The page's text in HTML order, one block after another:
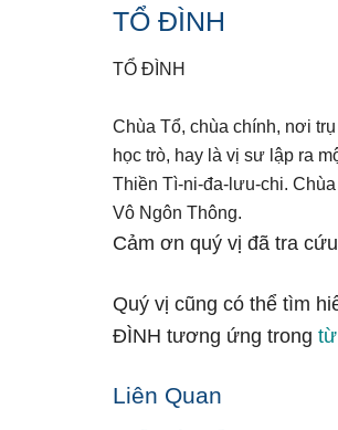
TỔ ĐÌNH
TỔ ĐÌNH
Chùa Tổ, chùa chính, nơi
học trò, hay là vị sư lập ra
Thiền Tì-ni-đa-lưu-chi.
Vô Ngôn Thông.
Cảm ơn quý vị đã tra
Quý vị cũng có thể tìm
ĐÌNH tương ứng trong
Liên Quan